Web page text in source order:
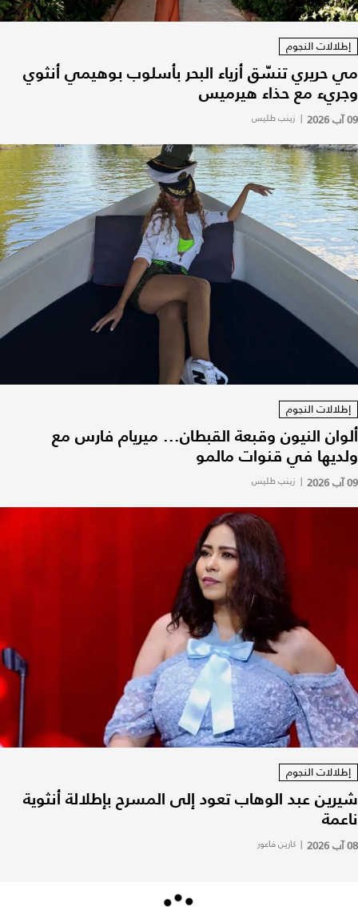
إطلالات النجوم
مي حريري تنسّق أزياء البحر بأسلوب بوهيمي أنثوي
وجريء مع حذاء هيرميس
09 آب 2026 | زينب طليس
إطلالات النجوم
ألوان النيون وقبعة القبطان... ميريام فارس مع
ولديها في قنوات مالمو
09 آب 2026 | زينب طليس
إطلالات النجوم
شيرين عبد الوهاب تعود إلى المسرح بإطلالة أنثوية
ناعمة
08 آب 2026 | كارين فاعور